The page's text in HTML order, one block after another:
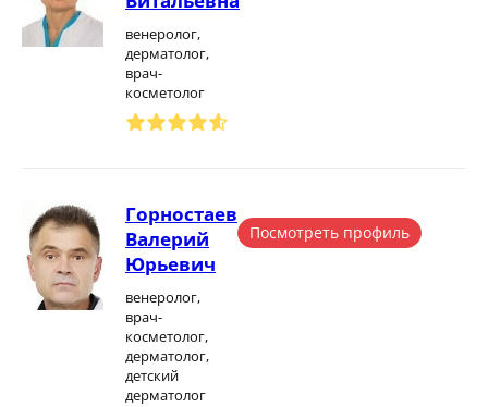
венеролог,
дерматолог,
врач-
косметолог
Горностаев
Валерий
Юрьевич
венеролог,
врач-
косметолог,
дерматолог,
детский
дерматолог
Посмотреть профиль